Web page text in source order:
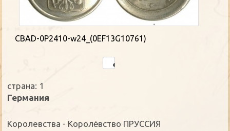
CBAD-0P2410-w24_(0EF13G10761)
страна: 1
Германия
Kоролевства - Короле́вство ПРУССИЯ